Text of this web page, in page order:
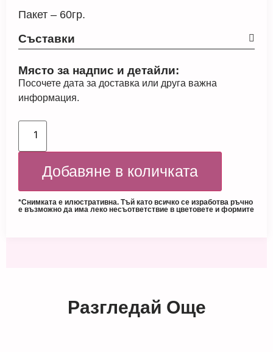
Пакет – 60гр.
Съставки
Място за надпис и детайли:
Посочете дата за доставка или друга важна
информация.
Добавяне в количката
*Снимката е илюстративна. Тъй като всичко се изработва ръчно
е възможно да има леко несъответствие в цветовете и формите
Разгледай Още